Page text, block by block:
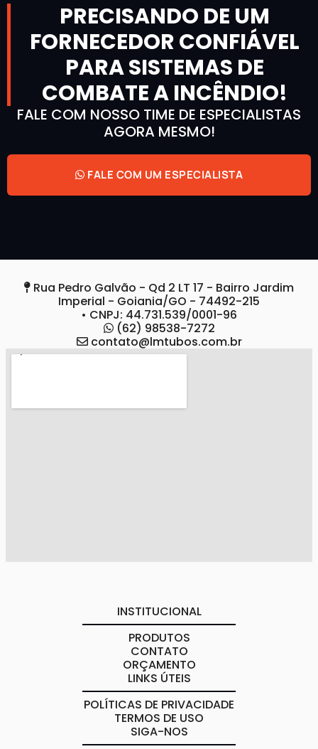
PRECISANDO DE UM
FORNECEDOR CONFIÁVEL
PARA SISTEMAS DE
COMBATE A INCÊNDIO!
FALE COM NOSSO TIME DE ESPECIALISTAS
AGORA MESMO!
FALE COM UM ESPECIALISTA
Rua Pedro Galvão - Qd 2 LT 17 - Bairro Jardim
Imperial - Goiania/GO - 74492-215
• CNPJ: 44.731.539/0001-96
(62) 98538-7272
contato@lmtubos.com.br
INSTITUCIONAL
PRODUTOS
CONTATO
ORÇAMENTO
LINKS ÚTEIS
POLÍTICAS DE PRIVACIDADE
TERMOS DE USO
SIGA-NOS